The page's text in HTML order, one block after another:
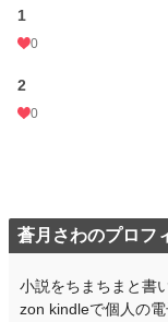
初回公開日時
初回完結日時
週間ポイント
月間ポイント
1
0
2
0
蒼月さわのプロフ
小説をちまちまと書
zon kindleで個人の電